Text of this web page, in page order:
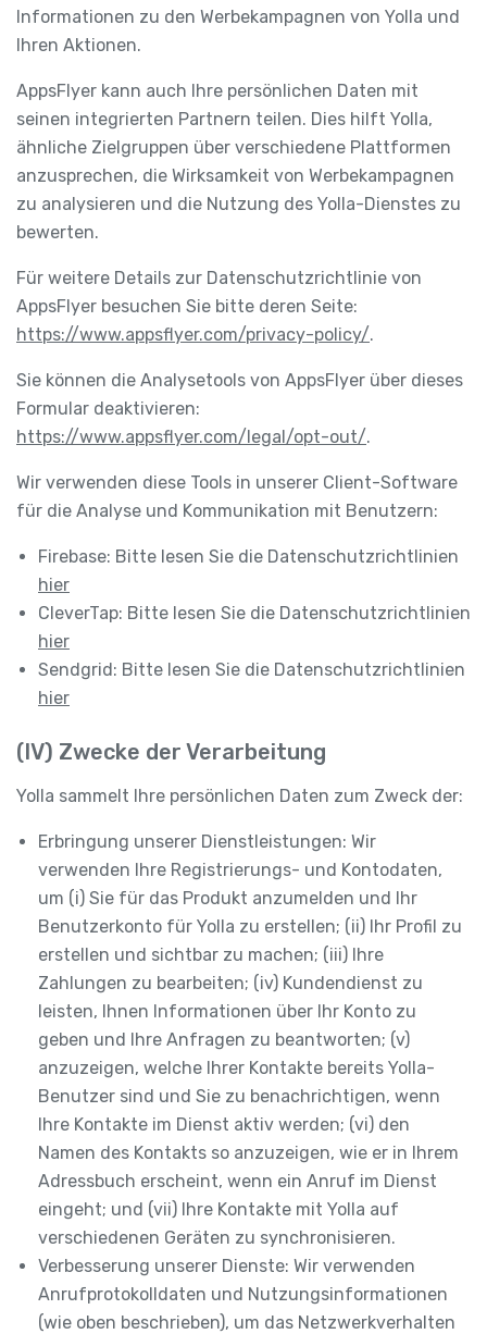
Informationen zu den Werbekampagnen von Yolla und
Ihren Aktionen.
AppsFlyer kann auch Ihre persönlichen Daten mit
seinen integrierten Partnern teilen. Dies hilft Yolla,
ähnliche Zielgruppen über verschiedene Plattformen
anzusprechen, die Wirksamkeit von Werbekampagnen
zu analysieren und die Nutzung des Yolla-Dienstes zu
bewerten.
Für weitere Details zur Datenschutzrichtlinie von
AppsFlyer besuchen Sie bitte deren Seite:
https://www.appsflyer.com/privacy-policy/.
Sie können die Analysetools von AppsFlyer über dieses
Formular deaktivieren:
https://www.appsflyer.com/legal/opt-out/.
Wir verwenden diese Tools in unserer Client-Software
für die Analyse und Kommunikation mit Benutzern:
Firebase: Bitte lesen Sie die Datenschutzrichtlinien
hier
CleverTap: Bitte lesen Sie die Datenschutzrichtlinien
hier
Sendgrid: Bitte lesen Sie die Datenschutzrichtlinien
hier
(IV) Zwecke der Verarbeitung
Yolla sammelt Ihre persönlichen Daten zum Zweck der:
Erbringung unserer Dienstleistungen: Wir
verwenden Ihre Registrierungs- und Kontodaten,
um (i) Sie für das Produkt anzumelden und Ihr
Benutzerkonto für Yolla zu erstellen; (ii) Ihr Profil zu
erstellen und sichtbar zu machen; (iii) Ihre
Zahlungen zu bearbeiten; (iv) Kundendienst zu
leisten, Ihnen Informationen über Ihr Konto zu
geben und Ihre Anfragen zu beantworten; (v)
anzuzeigen, welche Ihrer Kontakte bereits Yolla-
Benutzer sind und Sie zu benachrichtigen, wenn
Ihre Kontakte im Dienst aktiv werden; (vi) den
Namen des Kontakts so anzuzeigen, wie er in Ihrem
Adressbuch erscheint, wenn ein Anruf im Dienst
eingeht; und (vii) Ihre Kontakte mit Yolla auf
verschiedenen Geräten zu synchronisieren.
Verbesserung unserer Dienste: Wir verwenden
Anrufprotokolldaten und Nutzungsinformationen
(wie oben beschrieben), um das Netzwerkverhalten